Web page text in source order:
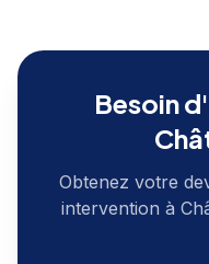
Besoin
Obtenez votre
intervention à